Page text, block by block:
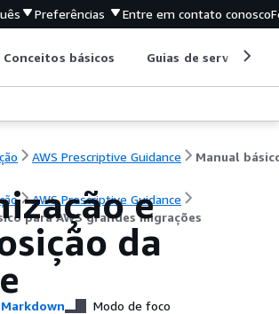
Preferências Entre em contato conosco
Conceitos básicos Guias de serviço
AWS Prescriptive Guidance
AWS Prescriptive Guidance
para AWS grandes migrações
e
da
Markdown Modo de foco